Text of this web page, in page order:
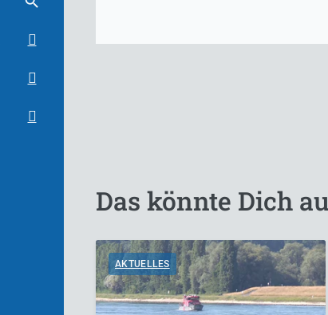
Das könnte Dich
AKTUELLES